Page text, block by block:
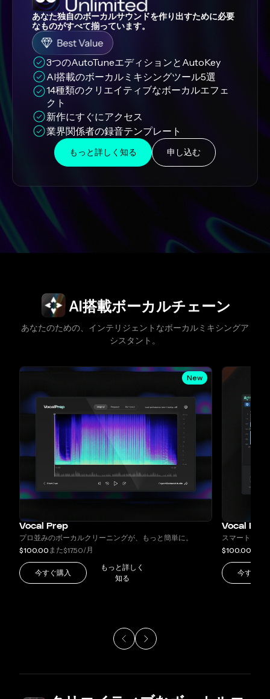
あなた独自のボーカルサウンドを作り出すために必要
なものがすべて揃っています。
3つのAutoTuneエディションとAutoKey
AI搭載のボーカルミキシングツール5選
14種類のクリエイティブなボーカルエフェ
クト
新作にすぐにアクセス
業界関係者の録音テンプレート
もっと詳しく知る 申し込む
スライド1/5
AI搭載ボーカルチェーン
あなたのための、インテリジェントなボーカルミキシングア
シスタント。
New
Vocal Prep
プロ並みのボーカルクリーニングが、もっと簡単に。
$100.00 また$17.50/月
今すぐ購入
もっと詳しく
知る
Vocal EQ
スマートアシ
$100.00
今すぐ購